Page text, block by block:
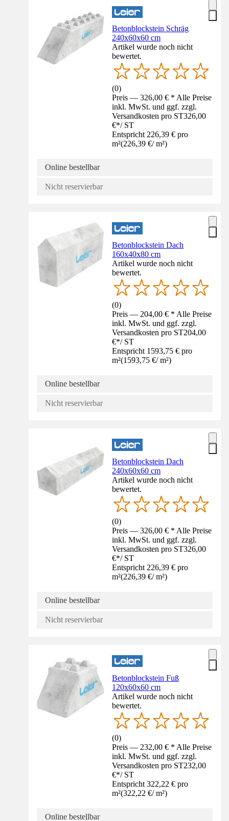
Betonblockstein Schräg
240x60x60 cm
Artikel wurde noch nicht
bewertet.
(0)
Preis — 326,00 € * Alle Preise
inkl. MwSt. und ggf. zzgl.
Versandkosten pro ST326,00
€*/ ST
Entspricht 226,39 € pro
m²(226,39 €/ m²)
Online bestellbar
Nicht reservierbar
Betonblockstein Dach
160x40x80 cm
Artikel wurde noch nicht
bewertet.
(0)
Preis — 204,00 € * Alle Preise
inkl. MwSt. und ggf. zzgl.
Versandkosten pro ST204,00
€*/ ST
Entspricht 1593,75 € pro
m²(1593,75 €/ m²)
Online bestellbar
Nicht reservierbar
Betonblockstein Dach
240x60x60 cm
Artikel wurde noch nicht
bewertet.
(0)
Preis — 326,00 € * Alle Preise
inkl. MwSt. und ggf. zzgl.
Versandkosten pro ST326,00
€*/ ST
Entspricht 226,39 € pro
m²(226,39 €/ m²)
Online bestellbar
Nicht reservierbar
Betonblockstein Fuß
120x60x60 cm
Artikel wurde noch nicht
bewertet.
(0)
Preis — 232,00 € * Alle Preise
inkl. MwSt. und ggf. zzgl.
Versandkosten pro ST232,00
€*/ ST
Entspricht 322,22 € pro
m²(322,22 €/ m²)
Online bestellbar